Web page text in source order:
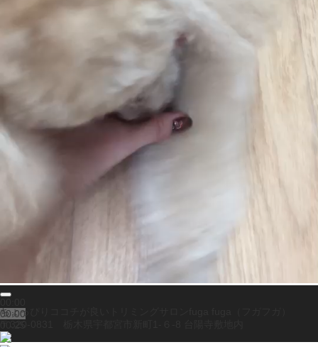
00:00
ちょっぴりココチが良いトリミングサロンfuga fuga（フガフガ）